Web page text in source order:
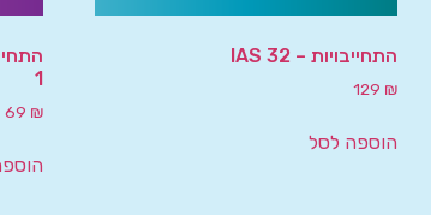
התחייבויות – IAS 32
129 ₪
הוספה לסל
1
69 ₪